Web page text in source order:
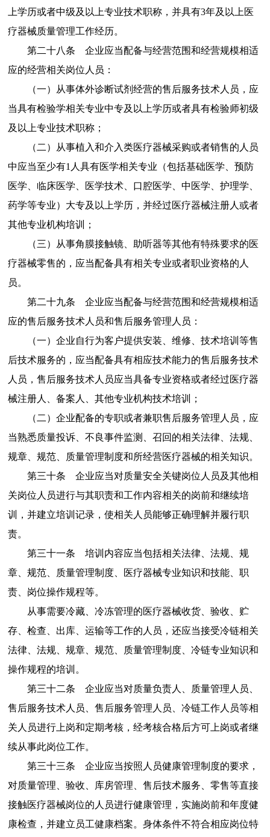
上学历或者中级及以上专业技术职称，并具有3年及以上医
疗器械质量管理工作经历。
第二十八条 企业应当配备与经营范围和经营规模相适
应的经营相关岗位 人员：
（一）从事体外诊断试剂经营的售后服务技术人员，应
当具有检验学相关专业中专及以上学历或者具有检验师初级
及以上专业技术职称；
（二）从事植入和介入类医疗器械采购或者销售的人员
中应当至少有1 人具有医学相关专业（包括基础医学、预防
医学、临床医学、医学技术、口腔医学、中医学、护理学、
药学等专业）大专及以上学历，并经过医疗器械注册人或者
其他专业机构培训；
（三）从事角膜接触镜、助听器等其他有特殊要求的医
疗器械零售的，应当配备具有相关专业或者职业资格的人
员。
第二十九条 企业应当配备与经营范围和经营规模相适
应的售后服务技术人员和售后服务管理人员：
（一）企业自行为客户提供安装、维修、技术培训等售
后技术服务的，应当配备具有相应技术能力的售后服务技术
人员，售后服务技术人员应当具备专业资格或者经过医疗器
械注册人、备案人、其他专业机构技术培训；
（二）企业配备的专职或者兼职售后服务管理人员，应
当熟悉质量投诉、不良事件监测、召回的相关法律、法规、
规章、规范、质量管理制度和所经营医疗器械的相关知识。
第三十条 企业应当对质量安全关键岗位人员及其他相
关岗位人员进行与其职责和工作内容相关的岗前和继续培
训，并建立培训记录，使相关人员能够正确理解并履行职
责。
第三十一条 培训内容应当包括相关法律、法规、规
章、规范、质量管理制度、医疗器械专业知识和技能、职
责、岗位操作规程等。
从事需要冷藏、冷冻管理的医疗器械收货、验收、贮
存、检查、出库、运输等工作的人员，还应当接受冷链相关
法律、法规、规章、规范、质量管理制度、冷链专业知识和
操作规程的培训。
第三十二条 企业应当对质量负责人、质量管理人员、
售后服务技术人员、售后服务管理人员、冷链工作人员等相
关人员进行上岗和定期考核，经考核合格后方可上岗或者继
续从事此岗位工作。
第三十三条 企业应当按照人员健康管理制度的要求，
对质量管理、验收、库房管理、售后技术服务、零售等直接
接触医疗器械岗位的人员进行健康管理，实施岗前和年度健
康检查，并建立员工健康档案。身体条件不符合相应岗位特